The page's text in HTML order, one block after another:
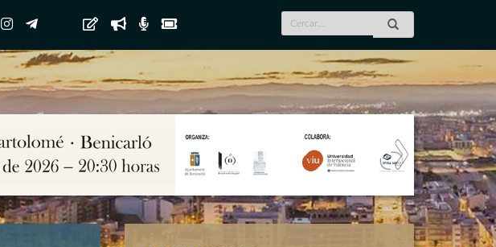
Next